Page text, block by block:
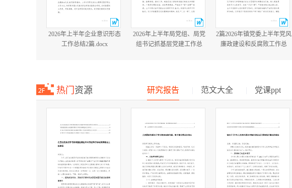
2026年上半年企业意识形态
工作总结2篇.docx
2026年上半年局党组、局党
组书记抓基层党建工作总
2篇2026年镇党委上半年党风
廉政建设和反腐败工作总
热门 资源 研究报告 范文大全 党课ppt